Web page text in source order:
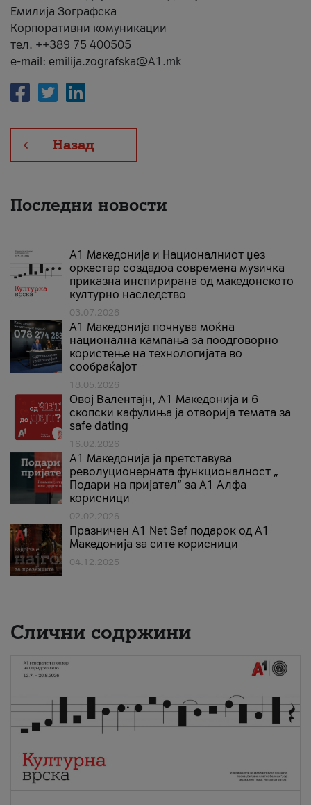
Емилија Зографска
Корпоративни комуникации
тел. ++389 75 400505
e-mail: emilija.zografska@A1.mk
Назад
Последни новости
А1 Македонија и Националниот џез
оркестар создадоа современа музичка
приказна инспирирана од македонското
културно наследство
03.07.2026
A1 Македонија почнува моќна
национална кампања за поодговорно
користење на технологијата во
сообраќајот
18.05.2026
Овој Валентајн, A1 Македонија и 6
скопски кафулиња ја отворија темата за
safe dating
16.02.2026
А1 Македонија ја претставува
револуционерната функционалност „
Подари на пријател“ за А1 Алфа
корисници
02.02.2026
Празничен A1 Net Sеf подарок од А1
Македонија за сите корисници
04.12.2025
Слични содржини